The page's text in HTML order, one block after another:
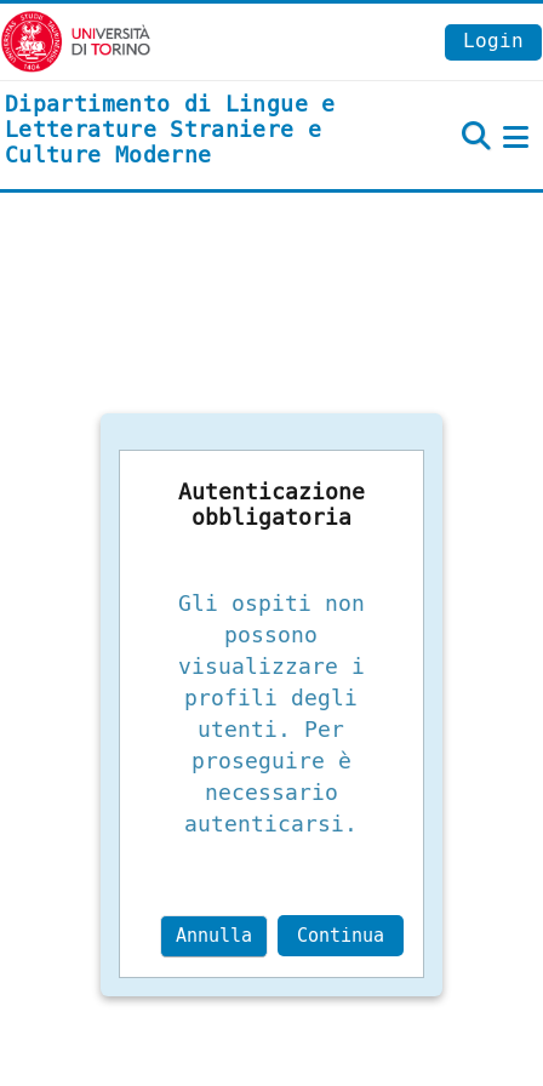
Vai al contenuto principale
Login
Dipartimento di Lingue e
Letterature Straniere e
Culture Moderne
Autenticazione
obbligatoria
Gli ospiti non
possono
visualizzare i
profili degli
utenti. Per
proseguire è
necessario
autenticarsi.
Annulla Continua